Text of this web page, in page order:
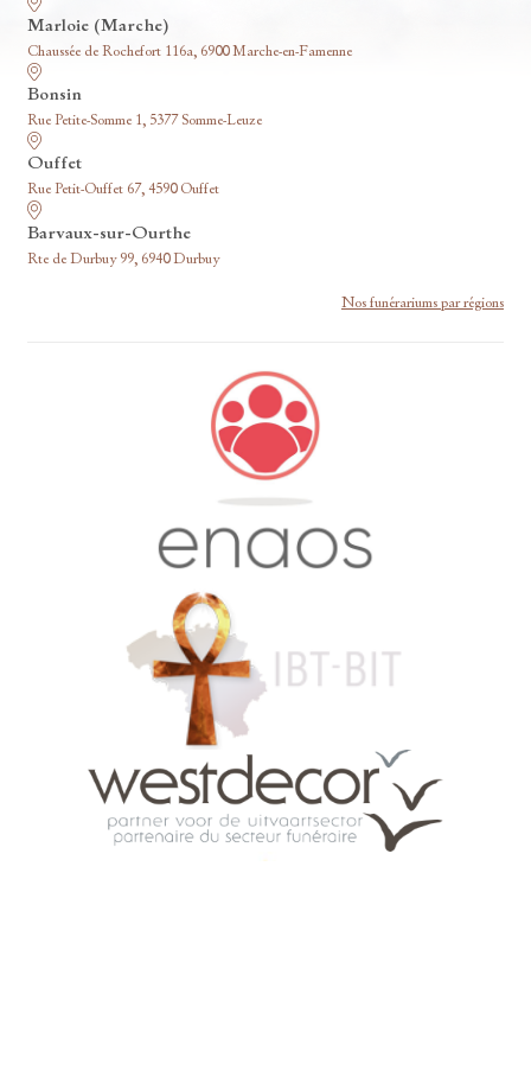
Marloie (Marche)
Chaussée de Rochefort 116a, 6900 Marche-en-Famenne
Bonsin
Rue Petite-Somme 1, 5377 Somme-Leuze
Ouffet
Rue Petit-Ouffet 67, 4590 Ouffet
Barvaux-sur-Ourthe
Rte de Durbuy 99, 6940 Durbuy
Nos funérariums par régions